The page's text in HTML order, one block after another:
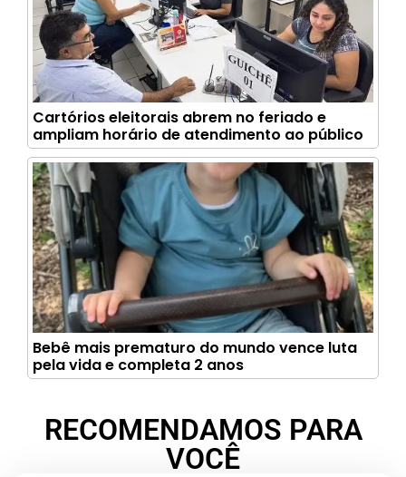
Cartórios eleitorais abrem no feriado e
ampliam horário de atendimento ao público
Bebê mais prematuro do mundo vence luta
pela vida e completa 2 anos
RECOMENDAMOS PARA
VOCÊ